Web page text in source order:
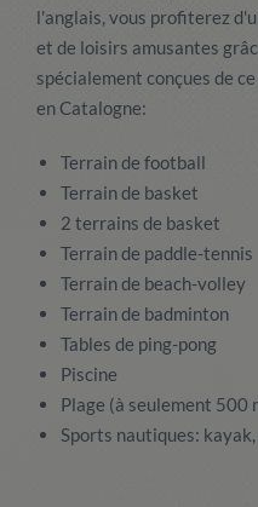
l'anglais, vous profiterez
et de loisirs amusantes
spécialement conçues de
en Catalogne:
Terrain de football
Terrain de basket
2 terrains de basket
Terrain de paddle-tennis
Terrain de beach-volley
Terrain de badminton
Tables de ping-pong
Piscine
Plage (à seulement 500
Sports nautiques: